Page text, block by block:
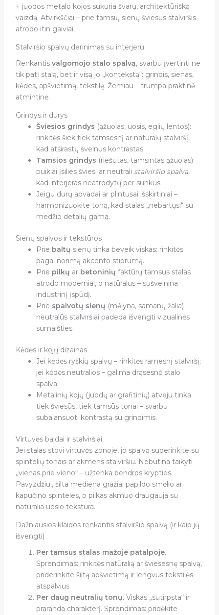
+ juodos metalo kojos sukuria švarų, architektūrišką
vaizdą. Atvirkščiai – prie tamsių sienų šviesus stalviršis
atrodo itin gaiviai.
Stalviršio spalvų derinimas su interjeru
Renkantis valgomojo stalo spalvą, svarbu įvertinti ne
tik patį stalą, bet ir visą jo „kontekstą“: grindis, sienas,
kėdes, apšvietimą, tekstilę. Žemiau – trumpa praktinė
atmintinė.
Grindys ir durys
Šviesios grindys (ąžuolas, uosis, eglių lentos):
rinkitės šiek tiek tamsesnį ar natūralų stalviršį,
kad atsirastų švelnus kontrastas.
Tamsios grindys (riešutas, tamsintas ąžuolas):
puikiai įsilies šviesi ar neutrali stalviršio spalva,
kad interjeras neatrodytų per sunkus.
Jeigu durų apvadai ar plintusai išskirtiniai –
harmonizuokite toną, kad stalas „nebartųsi“ su
medžio detalių gama.
Sienų spalvos ir tekstūros
Prie baltų sienų tinka beveik viskas: rinkitės
pagal norimą akcento stiprumą.
Prie pilkų ar betoninių faktūrų tamsus stalas
atrodo moderniai, o natūralus – sušvelnina
industrinį įspūdį.
Prie spalvotų sienų (mėlyna, samanų žalia)
neutralūs stalviršiai padeda išvengti vizualinės
sumaišties.
Kėdės ir kojų dizainas
Jei kėdės ryškių spalvų – rinkitės ramesnį stalviršį;
jei kėdės neutralios – galima drąsesnė stalo
spalva.
Metalinių kojų (juodų ar grafitinių) atveju tinka
tiek šviesūs, tiek tamsūs tonai – svarbu
subalansuoti kontrastą su grindimis.
Virtuvės baldai ir stalviršiai
Jei stalas stovi virtuvės zonoje, jo spalvą suderinkite su
spintelių tonais ar akmens stalviršiu. Nebūtina taikyti
„vienas prie vieno“ – užtenka bendros krypties.
Pavyzdžiui, šilta mediena gražiai papildo smėlio ar
kapučino spinteles, o pilkas akmuo draugauja su
natūralia uosio tekstūra.
Dažniausios klaidos renkantis stalviršio spalvą (ir kaip jų
išvengti)
Per tamsus stalas mažoje patalpoje.
Sprendimas: rinkitės natūralią ar šviesesnę spalvą,
priderinkite šiltą apšvietimą ir lengvus tekstilės
atspalvius.
Per daug neutralių tonų.Viskas „sutirpsta“ ir
praranda charakterį. Sprendimas: pridėkite